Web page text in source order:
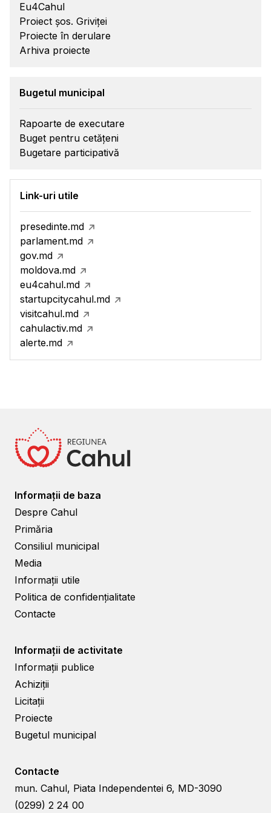
Eu4Cahul
Proiect șos. Griviței
Proiecte în derulare
Arhiva proiecte
Bugetul municipal
Rapoarte de executare
Buget pentru cetățeni
Bugetare participativă
Link-uri utile
presedinte.md
parlament.md
gov.md
moldova.md
eu4cahul.md
startupcitycahul.md
visitcahul.md
cahulactiv.md
alerte.md
Informații de baza
Despre Cahul
Primăria
Consiliul municipal
Media
Informații utile
Politica de confidențialitate
Contacte
Informații de activitate
Informații publice
Achiziții
Licitații
Proiecte
Bugetul municipal
Contacte
mun. Cahul, Piata Independentei 6, MD-3090
(0299) 2 24 00